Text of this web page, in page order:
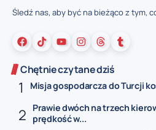
Śledź nas, aby być na bieżąco z tym,
Chętnie czytane dziś
Misja gospodarcza do Turcji
Prawie dwóch na trzech
prędkość w...